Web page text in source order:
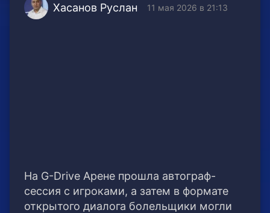
Хасанов Руслан 11 мая 2026 в 21:13
На G-Drive Арене прошла автограф-
сессия с игроками, а затем в формате
открытого диалога болельщики могли